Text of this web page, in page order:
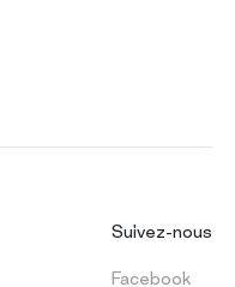
Suivez-nous
Facebook